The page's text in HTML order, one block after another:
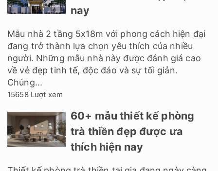
nay
Mẫu nhà 2 tầng 5x18m với phong cách hiện đại
đang trở thành lựa chọn yêu thích của nhiều
người. Những mẫu nhà này được đánh giá cao
về vẻ đẹp tinh tế, độc đáo và sự tối giản.
Chúng...
15658 Lượt xem
60+ mẫu thiết kế phòng
trà thiền đẹp được ưa
thích hiện nay